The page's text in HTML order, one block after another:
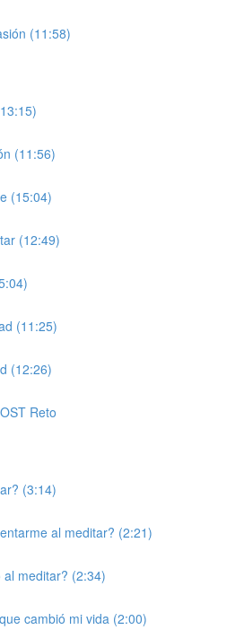
(11:58)
(11:56)
(15:04)
(12:49)
(11:25)
(12:26)
Reto
(3:14)
al meditar? (2:21)
meditar? (2:34)
cambió mi vida (2:00)